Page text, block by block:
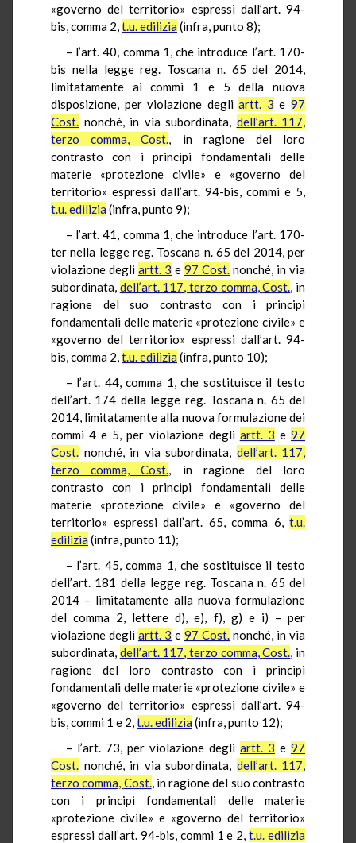
«governo del territorio» espressi dall’art. 94-
bis, comma 2,t.u.edilizia (infra, punto 8);
– l’art. 40, comma 1, che introduce l’art. 170-
bis nella legge reg. Toscana n. 65 del 2014,
limitatamente ai commi 1 e 5 della nuova
disposizione, per violazione degliartt. 3 e97
Cost. nonché, in via subordinata, dell’art. 117,
terzo comma,Cost., in ragione del loro
contrasto con i principi fondamentali delle
materie «protezione civile» e «governo del
territorio» espressi dall’art. 94-bis, commi e 5,
t.u.edilizia (infra, punto 9);
– l’art. 41, comma 1, che introduce l’art. 170-
ter nella legge reg. Toscana n. 65 del 2014, per
violazione degli artt. 3 e 97 Cost. nonché, in via
subordinata, dell’art. 117, terzo comma,Cost., in
ragione del suo contrasto con i principi
fondamentali delle materie «protezione civile» e
«governo del territorio» espressi dall’art. 94-
bis, comma 2,t.u.edilizia (infra, punto 10);
– l’art. 44, comma 1, che sostituisce il testo
dell’art. 174 della legge reg. Toscana n. 65 del
2014, limitatamente alla nuova formulazione dei
commi 4 e 5, per violazione degli artt. 3 e97
Cost. nonché, in via subordinata, dell’art. 117,
terzo comma,Cost., in ragione del loro
contrasto con i principi fondamentali delle
materie «protezione civile» e «governo del
territorio» espressi dall’art. 65, comma 6, t.u.
edilizia (infra, punto 11);
– l’art. 45, comma 1, che sostituisce il testo
dell’art. 181 della legge reg. Toscana n. 65 del
2014 – limitatamente alla nuova formulazione
del comma 2, lettere d), e), f), g) e i) – per
violazione degli artt. 3 e 97 Cost. nonché, in via
subordinata, dell’art. 117, terzo comma,Cost., in
ragione del loro contrasto con i principi
fondamentali delle materie «protezione civile» e
«governo del territorio» espressi dall’art. 94-
bis, commi 1 e 2,t.u.edilizia (infra, punto 12);
– l’art. 73, per violazione degli artt. 3 e97
Cost. nonché, in via subordinata, dell’art. 117,
terzo comma, Cost., in ragione del suo contrasto
con i principi fondamentali delle materie
«protezione civile» e «governo del territorio»
espressi dall’art. 94-bis, commi 1 e 2,t.u. edilizia